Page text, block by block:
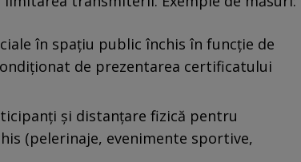
în spațiu public închis în funcție de
de prezentarea certificatului
și distanțare fizică pentru
(pelerinaje, evenimente sportive,